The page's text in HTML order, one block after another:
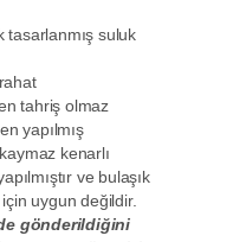
tasarlanmış suluk
tahriş olmaz
yapılmış
kenarlı
ve bulaşık
uygun değildir.
gönderildiğini